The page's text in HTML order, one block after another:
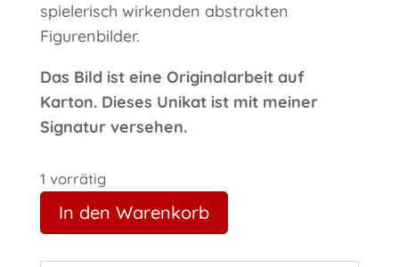
spielerisch wirkenden abstrakten
Figurenbilder.
Das Bild ist eine Originalarbeit auf
Karton. Dieses Unikat ist mit meiner
Signatur versehen.
1 vorrätig
In den Warenkorb